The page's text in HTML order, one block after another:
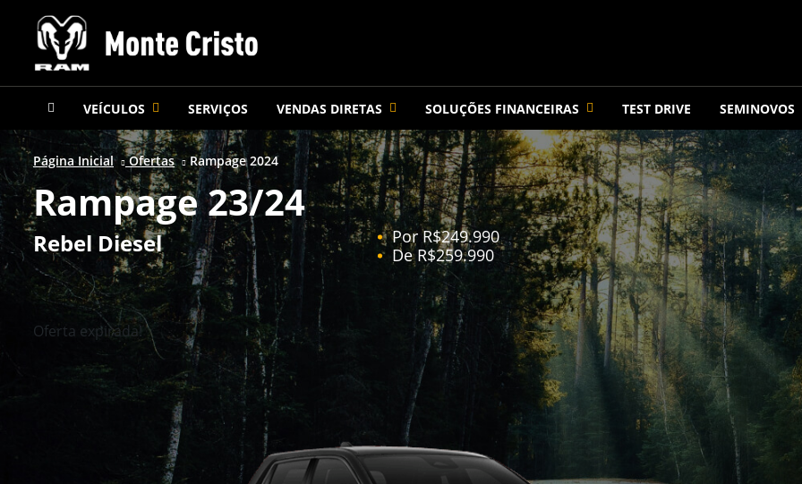
VEÍCULOS SERVIÇOS VENDAS DIRETAS SOLUÇÕES FINANCEIRAS TEST DRIVE SEMINOVOS
Página Inicial Ofertas Rampage 2024
Rampage 23/24
Rebel Diesel
Oferta expirada!
Por R$249.990
De R$259.990